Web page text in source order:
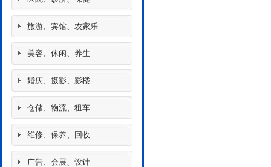
旅游、宾馆、农家乐
美容、休闲、养生
婚庆、摄影、影楼
仓储、物流、租车
维修、保养、回收
广告、会展、设计